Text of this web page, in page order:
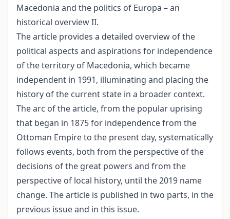
Macedonia and the politics of Europa – an
historical overview II.
The article provides a detailed overview of the
political aspects and aspirations for independence
of the territory of Macedonia, which became
independent in 1991, illuminating and placing the
history of the current state in a broader context.
The arc of the article, from the popular uprising
that began in 1875 for independence from the
Ottoman Empire to the present day, systematically
follows events, both from the perspective of the
decisions of the great powers and from the
perspective of local history, until the 2019 name
change. The article is published in two parts, in the
previous issue and in this issue.